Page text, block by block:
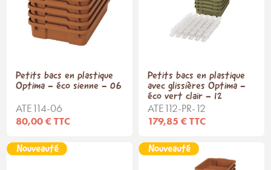
Petits bacs en plastique
Optima - éco sienne - 06
ATE114-06
80,00 € TTC
Petits bacs en plastique
avec glissières Optima -
éco vert clair - 12
ATE112-PR-12
179,85 € TTC